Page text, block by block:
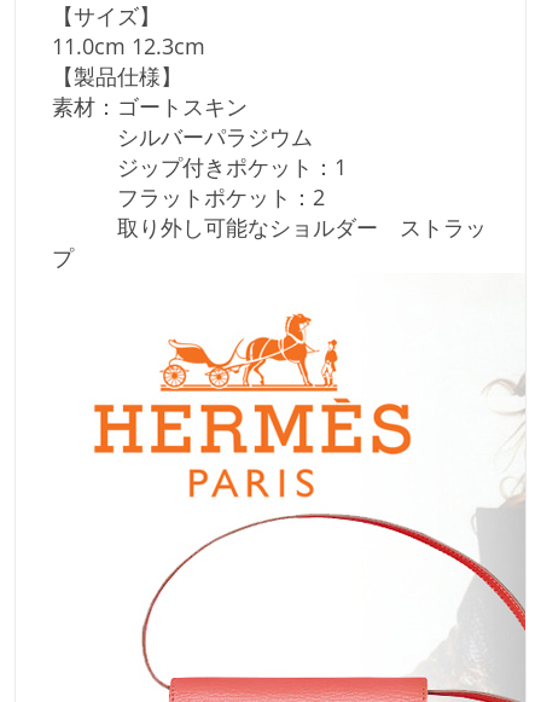
【サイズ】
11.0cm 12.3cm
【製品仕様】
素材：ゴートスキン
シルバーパラジウム
ジップ付きポケット：1
フラットポケット：2
取り外し可能なショルダー ストラッ
プ